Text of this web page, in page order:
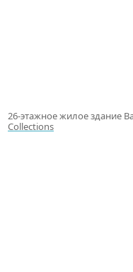
26-этажное жилое здание
Collections